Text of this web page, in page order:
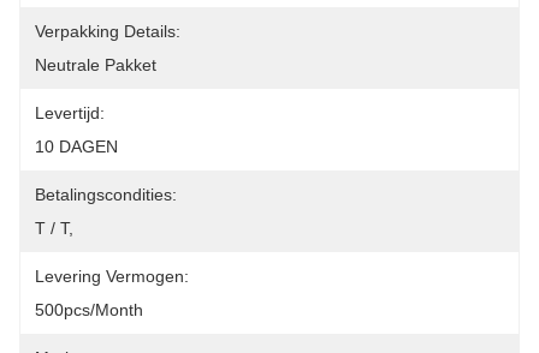
Verpakking Details:
Neutrale Pakket
Levertijd:
10 DAGEN
Betalingscondities:
T / T,
Levering Vermogen:
500pcs/month